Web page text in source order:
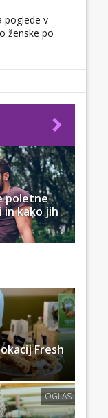
poglede v
ženske po
poletne
kako jih
Fresh
OGLAS